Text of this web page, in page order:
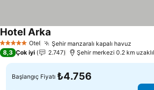
5 Yıldız Otel Şehir manzaralı kapalı havuz
Hotel Arka
8,3 Çok iyi 2.747 Şehir merkezi 0.2 km
Başlangıç Fiyatı ₺4.756